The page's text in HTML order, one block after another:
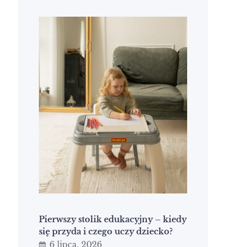
Pierwszy stolik edukacyjny – kiedy
się przyda i czego uczy dziecko?
6 lipca, 2026